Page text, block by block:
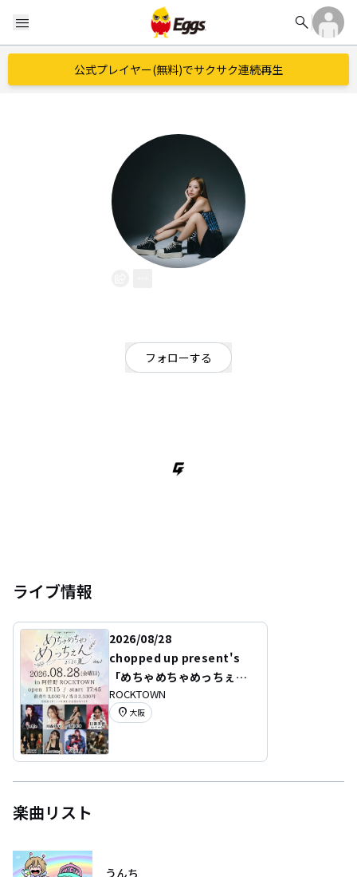
menu search
公式プレイヤー(無料)でサクサク連続再生
フォローする
します。
ライブ情報
2026/08/28
chopped up present's
「めちゃめちゃめっちぇん2
026夏 day1」
ROCKTOWN
location_on 大阪
楽曲リスト
うんち